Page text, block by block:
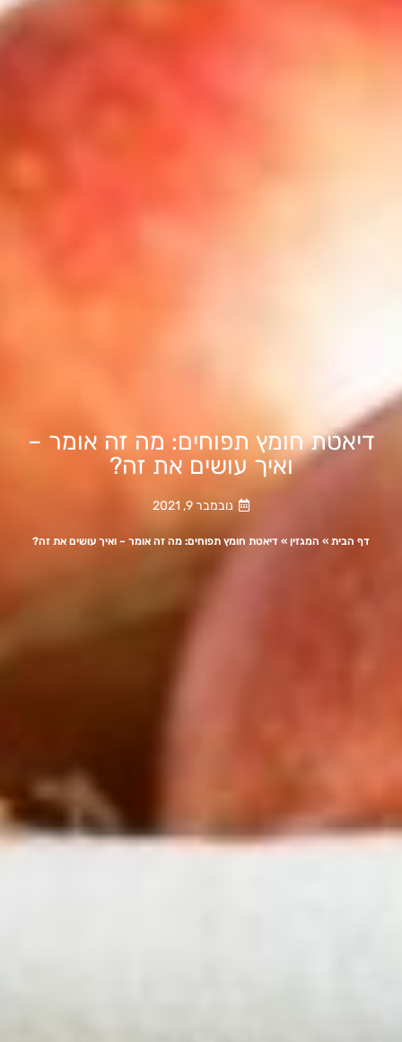
דיאטת חומץ תפוחים: מה זה אומר –
ואיך עושים את זה?
נובמבר 9, 2021
דף הבית »המגזין»דיאטת חומץ תפוחים: מה זה אומר – ואיך עושים את זה?